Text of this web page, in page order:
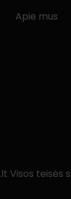
Apie mus
Visos teisės